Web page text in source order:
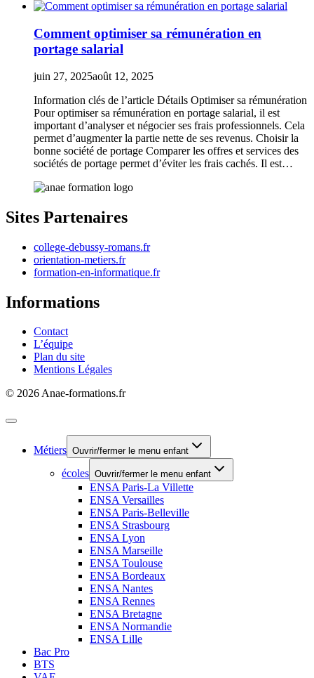
Comment optimiser sa rémunération en
portage salarial
juin 27, 2025août 12, 2025
Information clés de l’article Détails Optimiser sa rémunération
Pour optimiser sa rémunération en portage salarial, il est
important d’analyser et négocier ses frais professionnels. Cela
permet d’augmenter la partie nette de ses revenus. Choisir la
bonne société de portage Comparer les offres et services des
sociétés de portage permet d’éviter les frais cachés. Il est…
Sites Partenaires
college-debussy-romans.fr
orientation-metiers.fr
formation-en-informatique.fr
Informations
Contact
L’équipe
Plan du site
Mentions Légales
© 2026 Anae-formations.fr
Métiers Ouvrir/fermer le menu enfant
écoles Ouvrir/fermer le menu enfant
ENSA Paris-La Villette
ENSA Versailles
ENSA Paris-Belleville
ENSA Strasbourg
ENSA Lyon
ENSA Marseille
ENSA Toulouse
ENSA Bordeaux
ENSA Nantes
ENSA Rennes
ENSA Bretagne
ENSA Normandie
ENSA Lille
Bac Pro
BTS